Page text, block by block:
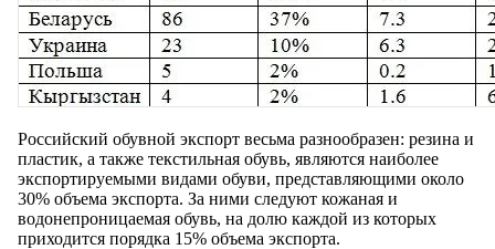
Российский обувной экспорт весьма разнообразен: резина и
пластик, а также текстильная обувь, являются наиболее
экспортируемыми видами обуви, представляющими около
30% объема экспорта. За ними следуют кожаная и
водонепроницаемая обувь, на долю каждой из которых
приходится порядка 15% объема экспорта.